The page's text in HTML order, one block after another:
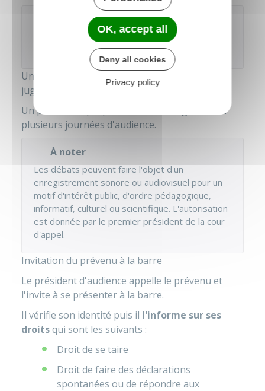
L'audience est publique sauf décision contraire
du tribunal qui peut ordonner lehuis clos
Une seule ou plusieurs affaires peuvent être
jugées au cours d'une même audience.
Un procès unique peut aussi être organisé sur
plusieurs journées d'audience.
À noter
Les débats peuvent faire l'objet d'un
enregistrement sonore ou audiovisuel pour un
motif d'intérêt public, d'ordre pédagogique,
informatif, culturel ou scientifique. L'autorisation
est donnée par le premier président de la cour
d'appel.
Invitation du prévenu à la barre
Le président d'audience appelle le prévenu et
l'invite à se présenter à la barre.
Il vérifie son identité puis il l'informe sur ses
droitsqui sont les suivants :
Droit de se taire
Droit de faire des déclarations
spontanées ou de répondre aux
OK, accept all
Deny all cookies
Privacy policy